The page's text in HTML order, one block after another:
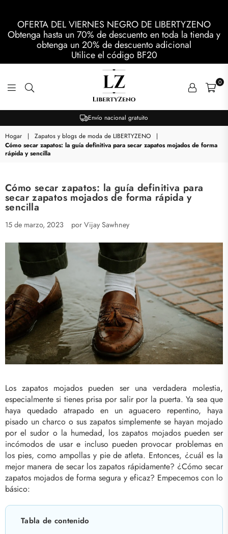
OFERTA DEL VIERNES NEGRO DE LIBERTYZENO
Obtenga hasta un 70% de descuento en toda la tienda y
obtenga un 20% de descuento adicional
Utilice el código BF20
LIBERTYZENO
0
Envío nacional gratuito
Hogar | Zapatos y blogs de moda de LIBERTYZENO
|
Cómo secar zapatos: la guía definitiva para secar zapatos mojados de forma
rápida y sencilla
Cómo secar zapatos: la guía definitiva para
secar zapatos mojados de forma rápida y
sencilla
15 de marzo, 2023 por Vijay Sawhney
Los zapatos mojados pueden ser una verdadera molestia,
especialmente si tienes prisa por salir por la puerta. Ya sea que
haya quedado atrapado en un aguacero repentino, haya
pisado un charco o sus zapatos simplemente se hayan mojado
por el sudor o la humedad, los zapatos mojados pueden ser
incómodos de usar e incluso pueden provocar problemas en
los pies, como ampollas y pie de atleta. Entonces, ¿cuál es la
mejor manera de secar los zapatos rápidamente? ¿Cómo secar
zapatos mojados de forma segura y eficaz? Empecemos con lo
básico:
Tabla de contenido